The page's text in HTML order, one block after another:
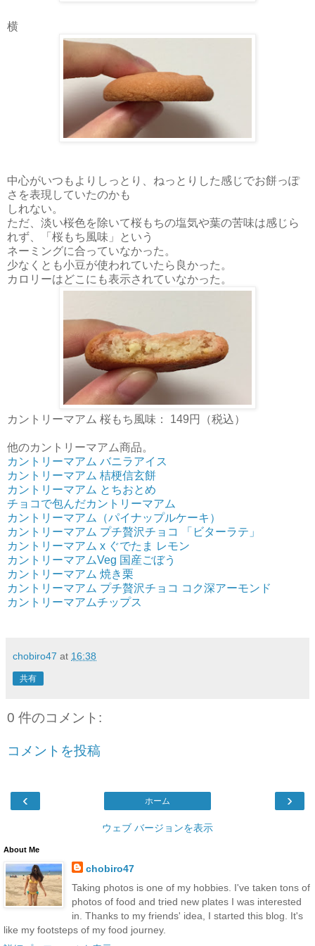
横
中心がいつもよりしっとり、ねっとりした感じでお餅っぽ
さを表現していたのかも
しれない。
ただ、淡い桜色を除いて桜もちの塩気や葉の苦味は感じら
れず、「桜もち風味」という
ネーミングに合っていなかった。
少なくとも小豆が使われていたら良かった。
カロリーはどこにも表示されていなかった。
カントリーマアム 桜もち風味： 149円（税込）
他のカントリーマアム商品。
カントリーマアム バニラアイス
カントリーマアム 桔梗信玄餅
カントリーマアム とちおとめ
チョコで包んだカントリーマアム
カントリーマアム（パイナップルケーキ）
カントリーマアム プチ贅沢チョコ 「ビターラテ」
カントリーマアム x ぐでたま レモン
カントリーマアムVeg 国産ごぼう
カントリーマアム 焼き栗
カントリーマアム プチ贅沢チョコ コク深アーモンド
カントリーマアムチップス
chobiro47 at 16:38
共有
0 件のコメント:
コメントを投稿
‹ ›
ホーム
ウェブ バージョンを表示
About Me
chobiro47
Taking photos is one of my hobbies. I've taken tons of
photos of food and tried new plates I was interested
in. Thanks to my friends' idea, I started this blog. It's
like my footsteps of my food journey.